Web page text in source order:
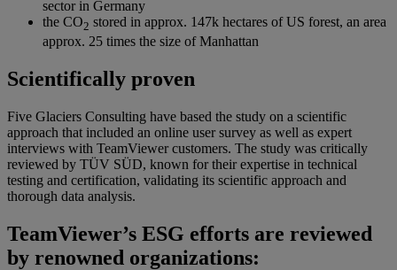
sector in Germany
the CO2 stored in approx. 147k hectares of US forest, an area
approx. 25 times the size of Manhattan
Scientifically proven
Five Glaciers Consulting have based the study on a scientific
approach that included an online user survey as well as expert
interviews with TeamViewer customers. The study was critically
reviewed by TÜV SÜD, known for their expertise in technical
testing and certification, validating its scientific approach and
thorough data analysis.​
TeamViewer’s ESG efforts are reviewed
by renowned organizations: